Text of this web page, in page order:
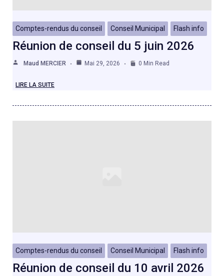
Comptes-rendus du conseil Conseil Municipal Flash info
Réunion de conseil du 5 juin 2026
Maud MERCIER Mai 29, 2026 0 Min Read
LIRE LA SUITE
Comptes-rendus du conseil Conseil Municipal Flash info
Réunion de conseil du 10 avril 2026